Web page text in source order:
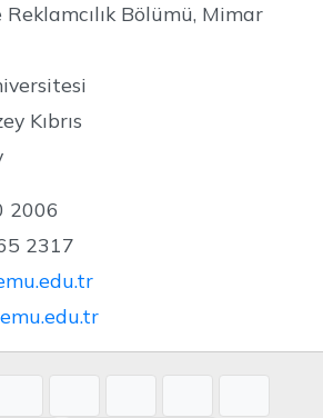
Bölümü, Mimar
Kıbrıs
2006
2317